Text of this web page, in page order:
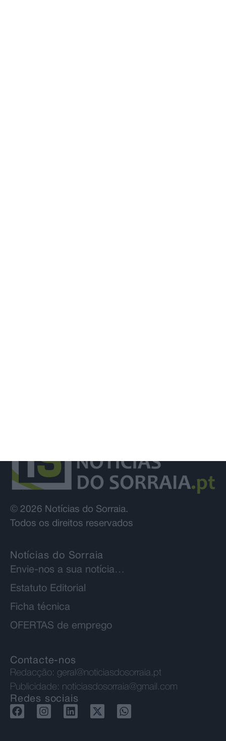
© 2026 Notícias do Sorraia.
Todos os direitos reservados
Notícias do Sorraia
Envie-nos a sua notícia…
Estatuto Editorial
Ficha técnica
OFERTAS de emprego
Contacte-nos
Redacção: geral@noticiasdosorraia.pt
Publicidade: noticiasdosorraia@gmail.com
Redes sociais